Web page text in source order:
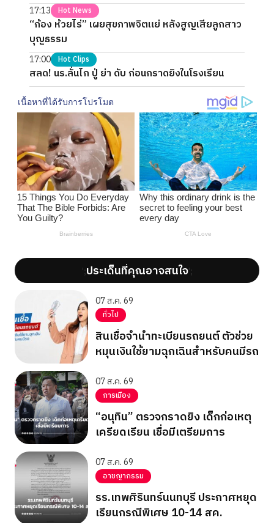
17:13 Hot News
“ก้อง ห้วยไร่” เผยสุขภาพจิตแย่ หลังสูญเสียลูกสาว
บุญธรรม
17:00 Hot Clips
สลด! นร.ลั่นไก ปู่ ย่า ดับ ก่อนกราดยิงในโรงเรียน
';ประเด็นที่คุณอาจสนใจ';
07 ส.ค. 69
ทั่วไป
สินเชื่อจำนำทะเบียนรถยนต์ ตัวช่วย
หมุนเงินใช้ยามฉุกเฉินสำหรับคนมีรถ
07 ส.ค. 69
การเมือง
“อนุทิน” ตรวจกราดยิง เด็กก่อเหตุ
เครียดเรียน เชื่อมีเตรียมการ
07 ส.ค. 69
อาชญากรรม
รร.เทพศิรินทร์นนทบุรี ประกาศหยุด
เรียนกรณีพิเศษ 10-14 สค.